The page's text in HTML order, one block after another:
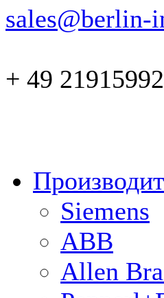
sales@berlin-
+ 49
Siemens
ABB
Allen